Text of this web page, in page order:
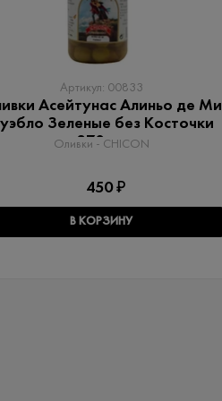
Артикул: 00833
Асейтунас Алиньо де Ми
Зеленые без Косточки
370 мл
Оливки - CHICON
450 ₽
В КОРЗИНУ